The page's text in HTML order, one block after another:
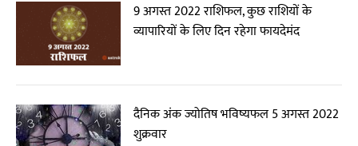
9 अगस्त 2022 राशिफल, कुछ राशियों के
व्यापारियों के लिए दिन रहेगा फायदेमंद
दैनिक अंक ज्योतिष भविष्यफल 5 अगस्त 2022
शुक्रवार